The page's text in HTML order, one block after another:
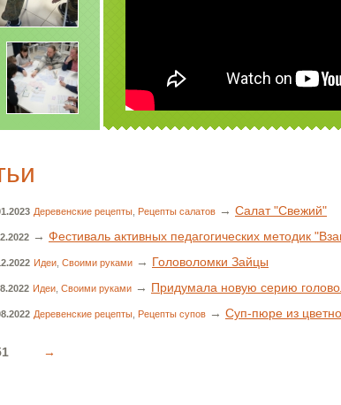
Деревенские рецепты Рецепты салатов → Салат "Свежий"
→ Фестиваль активных педагогических методик
Идеи Своими руками → Головоломки Зайцы
Идеи Своими руками → Придумала новую серию
Деревенские рецепты Рецепты супов → Суп-пюре из
→